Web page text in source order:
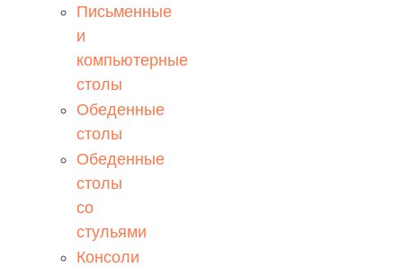
Письменные
и
компьютерные
столы
Обеденные
столы
Обеденные
столы
со
стульями
Консоли